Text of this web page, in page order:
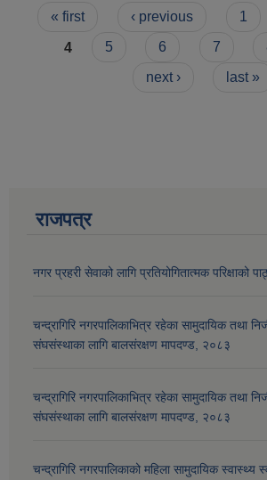
Pages
« first ‹ previous 1
4
5 6 7
next ›
last »
राजपत्र
नगर प्रहरी सेवाको लागि प्रतियोगितात्मक परिक्षाको
चन्द्रागिरि नगरपालिकाभित्र रहेका सामुदायिक तथा
संघसंस्थाका लागि बालसंरक्षण मापदण्ड, २०८३
चन्द्रागिरि नगरपालिकाभित्र रहेका सामुदायिक तथा
संघसंस्थाका लागि बालसंरक्षण मापदण्ड, २०८३
चन्द्रागिरि नगरपालिकाको महिला सामुदायिक स्वास्थ्य